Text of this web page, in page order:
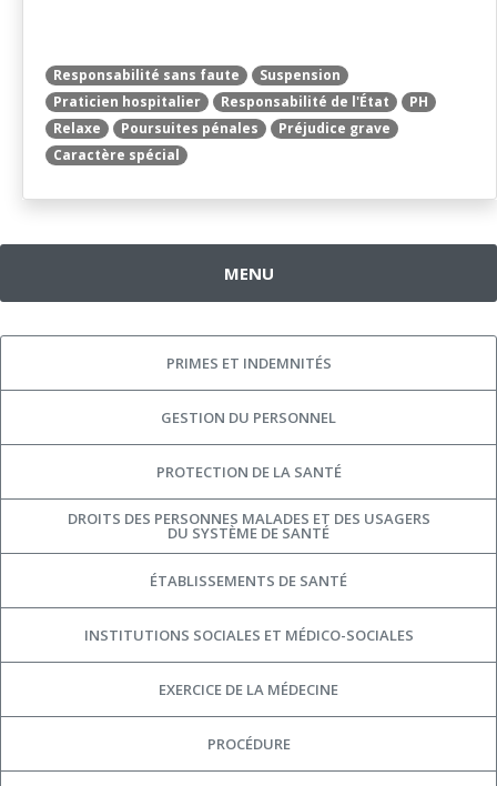
Responsabilité sans faute
Suspension
Praticien hospitalier
Responsabilité de l'État
PH
Relaxe
Poursuites pénales
Préjudice grave
Caractère spécial
MENU
PRIMES ET INDEMNITÉS
GESTION DU PERSONNEL
PROTECTION DE LA SANTÉ
DROITS DES PERSONNES MALADES ET DES USAGERS
DU SYSTÈME DE SANTÉ
ÉTABLISSEMENTS DE SANTÉ
INSTITUTIONS SOCIALES ET MÉDICO-SOCIALES
EXERCICE DE LA MÉDECINE
PROCÉDURE